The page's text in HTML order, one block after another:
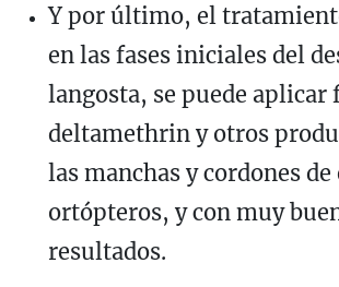
Y por último, el
en las fases iniciales del
langosta, se puede
deltamethrin y otros
las manchas y cordones de
ortópteros, y con muy
resultados.